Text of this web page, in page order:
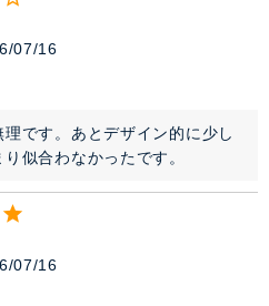
07/16
です。あとデザイン的に少し
似合わなかったです。
07/16